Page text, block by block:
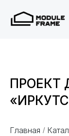
ПРОЕКТ
Главная /